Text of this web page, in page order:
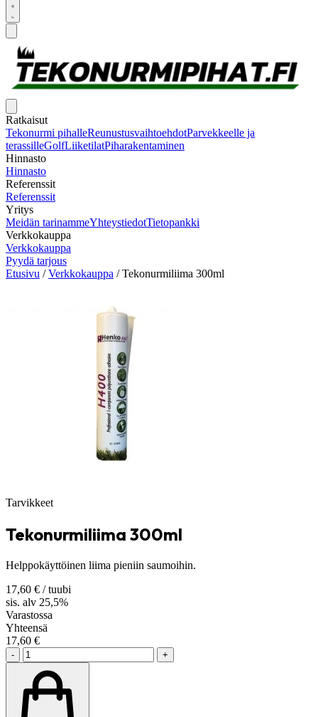
Ratkaisut
Tekonurmi pihalleReunustusvaihtoehdotParvekkeelle ja
terassilleGolfLiiketilatPiharakentaminen
Hinnasto
Hinnasto
Referenssit
Referenssit
Yritys
Meidän tarinammeYhteystiedotTietopankki
Verkkokauppa
Verkkokauppa
Pyydä tarjous
Etusivu / Verkkokauppa / Tekonurmiliima 300ml
Tarvikkeet
Tekonurmiliima 300ml
Helppokäyttöinen liima pieniin saumoihin.
17,60 € / tuubi
sis. alv 25,5%
Varastossa
Yhteensä
17,60 €
- +